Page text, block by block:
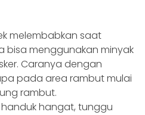
melembabkan saat
bisa menggunakan minyak
Caranya dengan
pada area rambut mulai
rambut.
hangat, tunggu